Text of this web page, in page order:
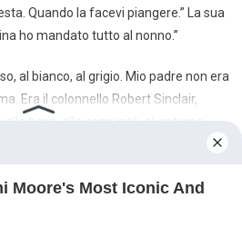
Quando la facevi piangere.” La sua
ho mandato tutto al nonno.”
al bianco, al grigio. Mio padre non era
Era il colonnello Robert Sinclair,
base, alla comunità, al sistema
verso di lei, la mano alzata.
muoversi. “Perché il nonno mi ha